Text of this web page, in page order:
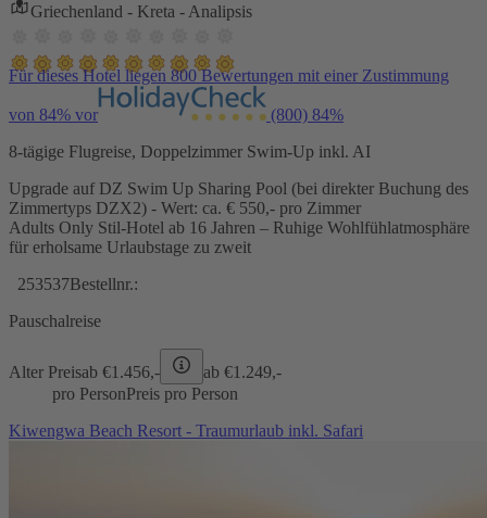
Griechenland - Kreta - Analipsis
Für dieses Hotel liegen 800 Bewertungen mit einer Zustimmung
von 84% vor (800) 84%
8-tägige Flugreise, Doppelzimmer Swim-Up inkl. AI
Upgrade auf DZ Swim Up Sharing Pool (bei direkter Buchung des
Zimmertyps DZX2) - Wert: ca. € 550,- pro Zimmer
Adults Only Stil-Hotel ab 16 Jahren – Ruhige Wohlfühlatmosphäre
für erholsame Urlaubstage zu zweit
253537Bestellnr.:
Pauschalreise
Alter Preisab €1.456,- ab €1.249,-
pro PersonPreis pro Person
Kiwengwa Beach Resort - Traumurlaub inkl. Safari